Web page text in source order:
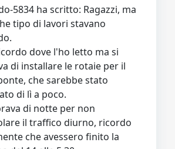
5834 ha scritto: Ragazzi, ma
tipo di lavori stavano
dove l'ho letto ma si
di installare le rotaie per il
che sarebbe stato
di lì a poco.
di notte per non
il traffico diurno, ricordo
che avessero finito la